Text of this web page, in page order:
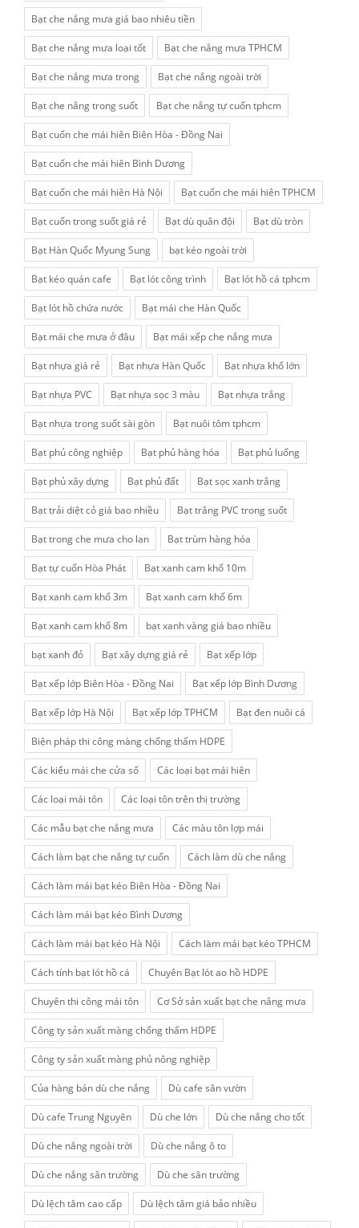
Bạt che nắng mưa giá bao nhiêu tiền
Bạt che nắng mưa loại tốt Bạt che nắng mưa TPHCM
Bạt che nắng mưa trong Bạt che nắng ngoài trời
Bạt che nắng trong suốt Bạt che nắng tự cuốn tphcm
Bạt cuốn che mái hiên Biên Hòa - Đồng Nai
Bạt cuốn che mái hiên Bình Dương
Bạt cuốn che mái hiên Hà Nội Bạt cuốn che mái hiên TPHCM
Bạt cuốn trong suốt giá rẻ Bạt dù quân đội Bạt dù tròn
Bạt Hàn Quốc Myung Sung bạt kéo ngoài trời
Bạt kéo quán cafe Bạt lót công trình Bạt lót hồ cá tphcm
Bạt lót hồ chứa nước Bạt mái che Hàn Quốc
Bạt mái che mưa ở đâu Bạt mái xếp che nắng mưa
Bạt nhựa giá rẻ Bạt nhựa Hàn Quốc Bạt nhựa khổ lớn
Bạt nhựa PVC Bạt nhựa sọc 3 màu Bạt nhựa trắng
Bạt nhựa trong suốt sài gòn Bạt nuôi tôm tphcm
Bạt phủ công nghiệp Bạt phủ hàng hóa Bạt phủ luống
Bạt phủ xây dựng Bạt phủ đất Bạt sọc xanh trắng
Bạt trải diệt cỏ giá bao nhiều Bạt trắng PVC trong suốt
Bạt trong che mưa cho lan Bạt trùm hàng hóa
Bạt tự cuốn Hòa Phát Bạt xanh cam khổ 10m
Bạt xanh cam khổ 3m Bạt xanh cam khổ 6m
Bạt xanh cam khổ 8m bạt xanh vàng giá bao nhiều
bạt xanh đỏ Bạt xây dựng giá rẻ Bạt xếp lớp
Bạt xếp lớp Biên Hòa - Đồng Nai Bạt xếp lớp Bình Dương
Bạt xếp lớp Hà Nội Bạt xếp lớp TPHCM Bạt đen nuôi cá
Biện pháp thi công màng chống thấm HDPE
Các kiểu mái che cửa sổ Các loại bạt mái hiên
Các loại mái tôn Các loại tôn trên thị trường
Các mẫu bạt che nắng mưa Các màu tôn lợp mái
Cách làm bạt che nắng tự cuốn Cách làm dù che nắng
Cách làm mái bạt kéo Biên Hòa - Đồng Nai
Cách làm mái bạt kéo Bình Dương
Cách làm mái bạt kéo Hà Nội Cách làm mái bạt kéo TPHCM
Cách tính bạt lót hồ cá Chuyên Bạt lót ao hồ HDPE
Chuyên thi công mái tôn Cơ Sở sản xuất bạt che nắng mưa
Công ty sản xuất màng chống thấm HDPE
Công ty sản xuất màng phủ nông nghiệp
Của hàng bán dù che nắng Dù cafe sân vườn
Dù cafe Trung Nguyên Dù che lớn Dù che nắng cho tốt
Dù che nắng ngoài trời Dù che nắng ô to
Dù che nắng sân trường Dù che sân trường
Dù lệch tâm cao cấp Dù lệch tâm giá bảo nhiều